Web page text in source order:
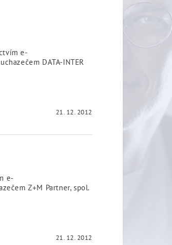
e-
DATA-INTER
21. 12. 2012
e-
Z+M Partner, spol.
21. 12. 2012